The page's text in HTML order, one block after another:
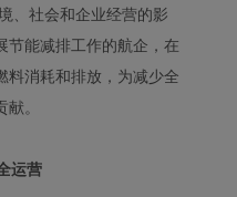
、社会和企业经营的影
节能减排工作的航企，在
料消耗和排放，为减少全
。
运营